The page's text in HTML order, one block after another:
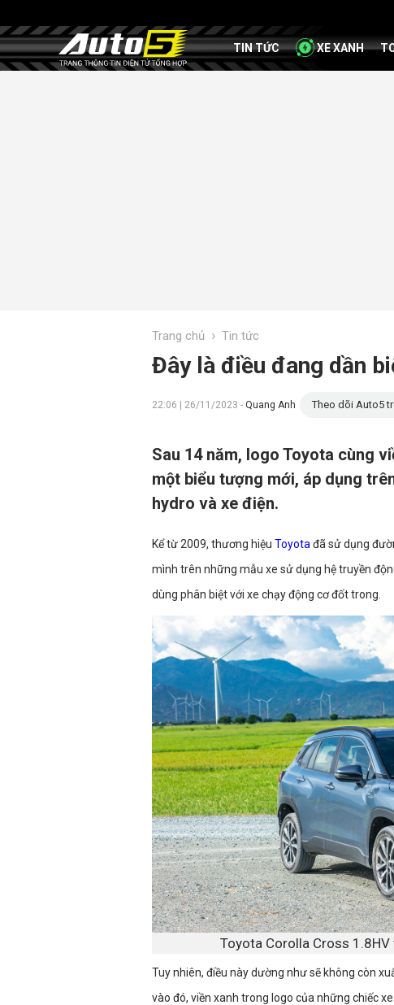
TIN TỨC XE XANH
Trang chủ › Tin tức
Đây là điều đang dần
22:06 | 26/11/2023 - Quang Anh Theo dõi Auto5
Sau 14 năm, logo Toyota cùng
một biểu tượng mới, áp dụng
hydro và xe điện.
Kể từ 2009, thương hiệu Toyota đã sử dụng
mình trên những mẫu xe sử dụng hệ truyền
dùng phân biệt với xe chạy động cơ đốt trong.
Toyota Corolla Cross
Tuy nhiên, điều này dường như sẽ không còn
vào đó, viền xanh trong logo của những chiếc